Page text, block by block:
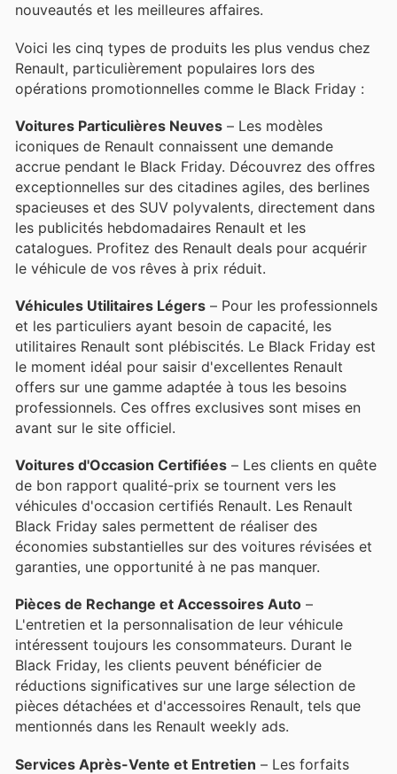
nouveautés et les meilleures affaires.
Voici les cinq types de produits les plus vendus chez
Renault, particulièrement populaires lors des
opérations promotionnelles comme le Black Friday :
Voitures Particulières Neuves – Les modèles
iconiques de Renault connaissent une demande
accrue pendant le Black Friday. Découvrez des offres
exceptionnelles sur des citadines agiles, des berlines
spacieuses et des SUV polyvalents, directement dans
les publicités hebdomadaires Renault et les
catalogues. Profitez des Renault deals pour acquérir
le véhicule de vos rêves à prix réduit.
Véhicules Utilitaires Légers – Pour les professionnels
et les particuliers ayant besoin de capacité, les
utilitaires Renault sont plébiscités. Le Black Friday est
le moment idéal pour saisir d'excellentes Renault
offers sur une gamme adaptée à tous les besoins
professionnels. Ces offres exclusives sont mises en
avant sur le site officiel.
Voitures d'Occasion Certifiées – Les clients en quête
de bon rapport qualité-prix se tournent vers les
véhicules d'occasion certifiés Renault. Les Renault
Black Friday sales permettent de réaliser des
économies substantielles sur des voitures révisées et
garanties, une opportunité à ne pas manquer.
Pièces de Rechange et Accessoires Auto –
L'entretien et la personnalisation de leur véhicule
intéressent toujours les consommateurs. Durant le
Black Friday, les clients peuvent bénéficier de
réductions significatives sur une large sélection de
pièces détachées et d'accessoires Renault, tels que
mentionnés dans les Renault weekly ads.
Services Après-Vente et Entretien – Les forfaits